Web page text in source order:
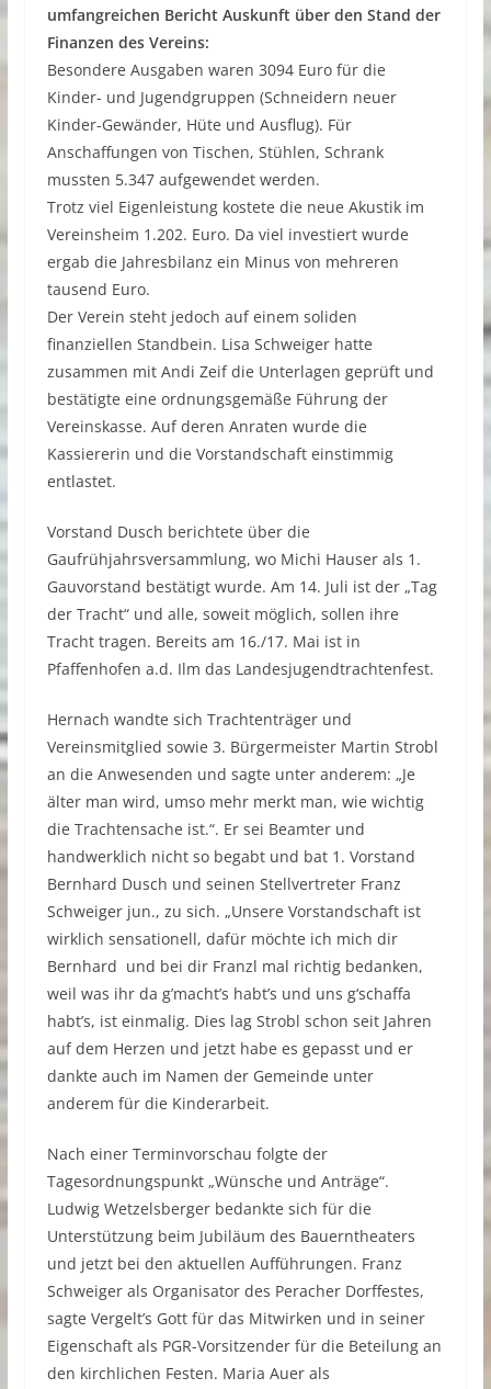
umfangreichen Bericht Auskunft über den Stand der
Finanzen des Vereins:
Besondere Ausgaben waren 3094 Euro für die
Kinder- und Jugendgruppen (Schneidern neuer
Kinder-Gewänder, Hüte und Ausflug). Für
Anschaffungen von Tischen, Stühlen, Schrank
mussten 5.347 aufgewendet werden.
Trotz viel Eigenleistung kostete die neue Akustik im
Vereinsheim 1.202. Euro. Da viel investiert wurde
ergab die Jahresbilanz ein Minus von mehreren
tausend Euro.
Der Verein steht jedoch auf einem soliden
finanziellen Standbein. Lisa Schweiger hatte
zusammen mit Andi Zeif die Unterlagen geprüft und
bestätigte eine ordnungsgemäße Führung der
Vereinskasse. Auf deren Anraten wurde die
Kassiererin und die Vorstandschaft einstimmig
entlastet.
Vorstand Dusch berichtete über die
Gaufrühjahrsversammlung, wo Michi Hauser als 1.
Gauvorstand bestätigt wurde. Am 14. Juli ist der „Tag
der Tracht“ und alle, soweit möglich, sollen ihre
Tracht tragen. Bereits am 16./17. Mai ist in
Pfaffenhofen a.d. Ilm das Landesjugendtrachtenfest.
Hernach wandte sich Trachtenträger und
Vereinsmitglied sowie 3. Bürgermeister Martin Strobl
an die Anwesenden und sagte unter anderem: „Je
älter man wird, umso mehr merkt man, wie wichtig
die Trachtensache ist.“. Er sei Beamter und
handwerklich nicht so begabt und bat 1. Vorstand
Bernhard Dusch und seinen Stellvertreter Franz
Schweiger jun., zu sich. „Unsere Vorstandschaft ist
wirklich sensationell, dafür möchte ich mich dir
Bernhard und bei dir Franzl mal richtig bedanken,
weil was ihr da g’macht’s habt’s und uns g‘schaffa
habt’s, ist einmalig. Dies lag Strobl schon seit Jahren
auf dem Herzen und jetzt habe es gepasst und er
dankte auch im Namen der Gemeinde unter
anderem für die Kinderarbeit.
Nach einer Terminvorschau folgte der
Tagesordnungspunkt „Wünsche und Anträge“.
Ludwig Wetzelsberger bedankte sich für die
Unterstützung beim Jubiläum des Bauerntheaters
und jetzt bei den aktuellen Aufführungen. Franz
Schweiger als Organisator des Peracher Dorffestes,
sagte Vergelt’s Gott für das Mitwirken und in seiner
Eigenschaft als PGR-Vorsitzender für die Beteilung an
den kirchlichen Festen. Maria Auer als